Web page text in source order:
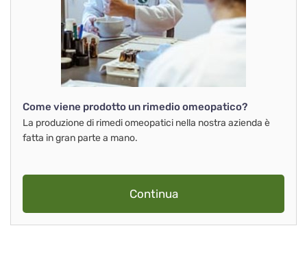
Come viene prodotto un rimedio omeopatico?
La produzione di rimedi omeopatici nella nostra azienda è
fatta in gran parte a mano.
Continua